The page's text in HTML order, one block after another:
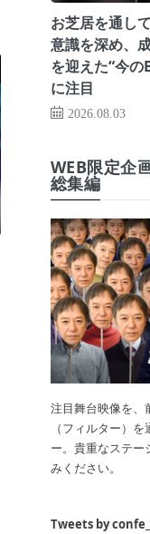
お芝居を通し
意識を深め、
を迎えた“今
に注目
2026.08.03
WEB限定
総集編
注目舞台映像を、
（フィルター）
ー。貴重なステー
みください。
Tweets by